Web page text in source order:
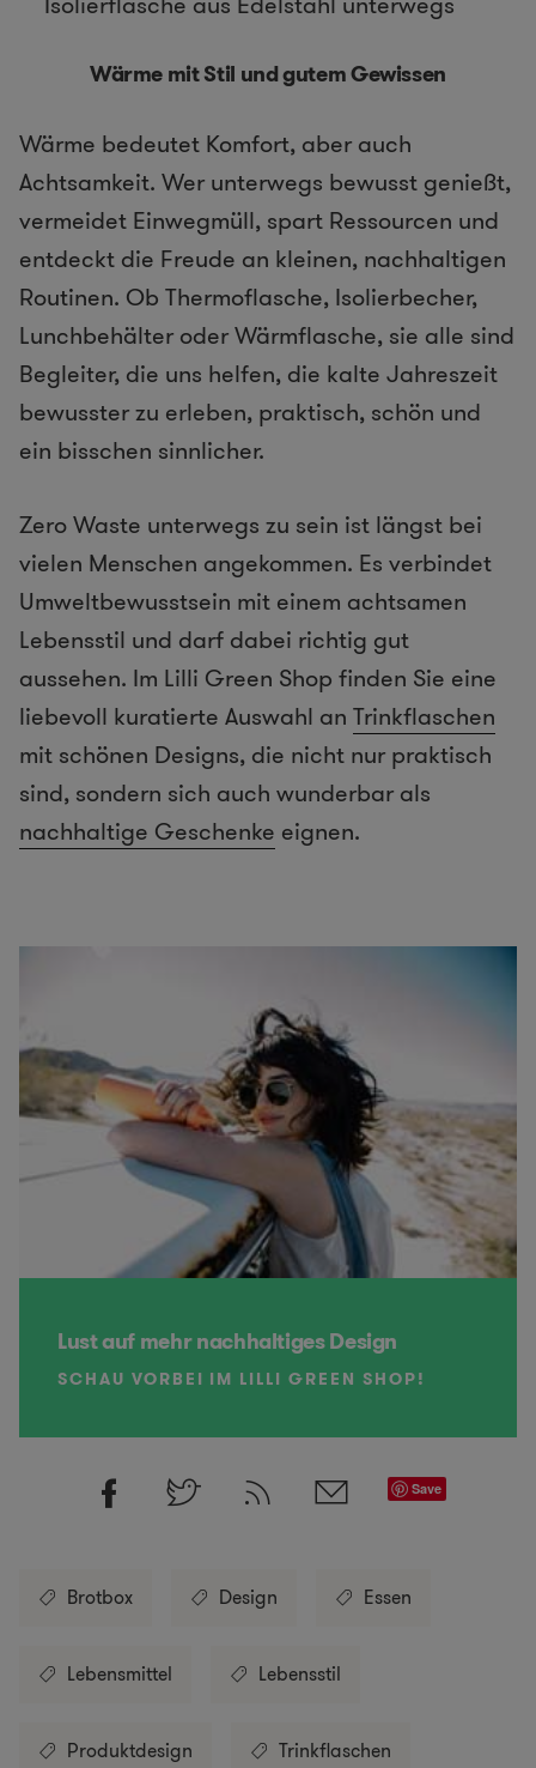
Wärme mit Stil und gutem Gewissen
Wärme bedeutet Komfort, aber auch
Achtsamkeit. Wer unterwegs bewusst genießt,
vermeidet Einwegmüll, spart Ressourcen und
entdeckt die Freude an kleinen, nachhaltigen
Routinen. Ob Thermoflasche, Isolierbecher,
Lunchbehälter oder Wärmflasche, sie alle sind
Begleiter, die uns helfen, die kalte Jahreszeit
bewusster zu erleben, praktisch, schön und
ein bisschen sinnlicher.
Zero Waste unterwegs zu sein ist längst bei
vielen Menschen angekommen. Es verbindet
Umweltbewusstsein mit einem achtsamen
Lebensstil und darf dabei richtig gut
aussehen. Im Lilli Green Shop finden Sie eine
liebevoll kuratierte Auswahl an Trinkflaschen
mit schönen Designs, die nicht nur praktisch
sind, sondern sich auch wunderbar als
nachhaltige Geschenke eignen.
Lust auf mehr nachhaltiges Design
SCHAU VORBEI IM LILLI GREEN SHOP!
Save
Brotbox Design Essen
Lebensmittel Lebensstil
Produktdesign Trinkflaschen